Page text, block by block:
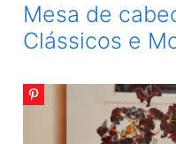
Ideias
Fofas
Criativas
Mesa de
Clássicos e